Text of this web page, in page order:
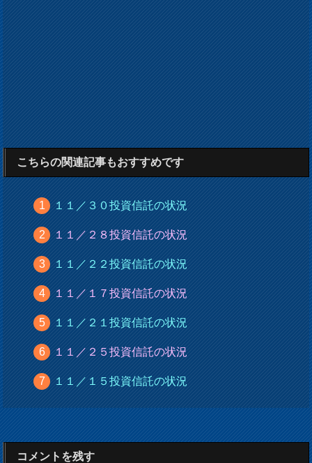
こちらの関連記事もおすすめです
１１／３０投資信託の状況
１１／２８投資信託の状況
１１／２２投資信託の状況
１１／１７投資信託の状況
１１／２１投資信託の状況
１１／２５投資信託の状況
１１／１５投資信託の状況
コメントを残す